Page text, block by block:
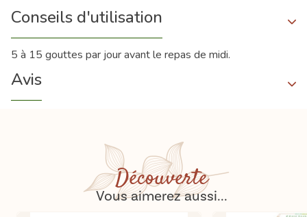
Conseils d'utilisation
5 à 15 gouttes par jour avant le repas de midi.
Avis
Découverte
Vous aimerez aussi...